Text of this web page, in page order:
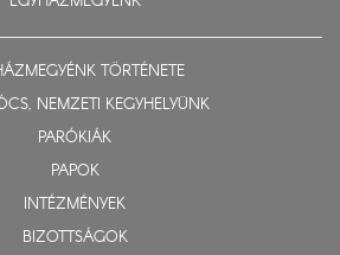
TÖRTÉNETE
NEMZETI KEGYHELYÜNK
PARÓKIÁK
PAPOK
INTÉZMÉNYEK
BIZOTTSÁGOK